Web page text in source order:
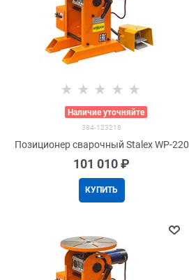
Наличие уточняйте
384-123218
Позиционер сварочный Stalex WP-220
101 010 ₽
КУПИТЬ